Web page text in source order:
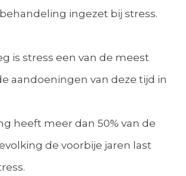
ingezet bij stress.
is stress een van de meest
aandoeningen van deze tijd in
heeft meer dan 50% van de
de voorbije jaren last